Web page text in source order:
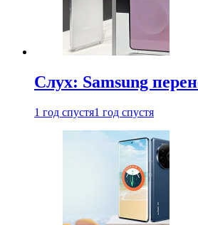
Слух: Samsung
1 год спустя1 год спустя